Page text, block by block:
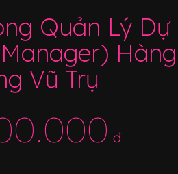
Quản Lý Dự
Hàng
Vũ Trụ
đ